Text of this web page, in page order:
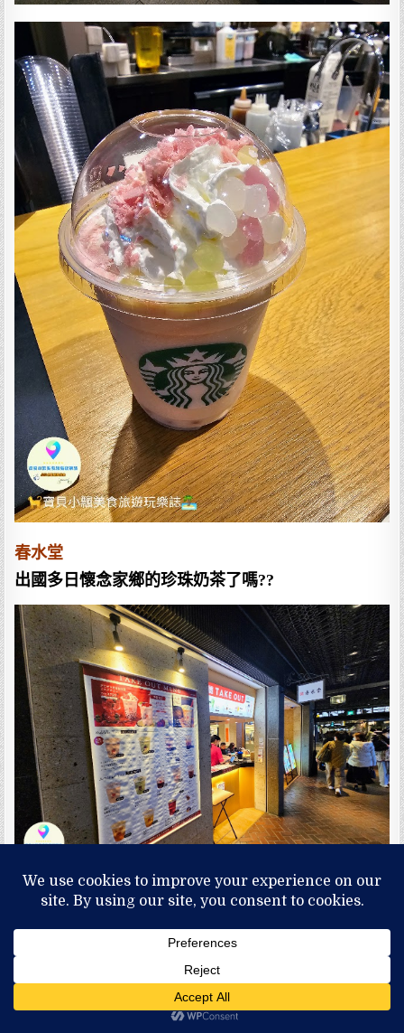
春水堂
出國多日懷念家鄉的珍珠奶茶了嗎??
明太子可說是福岡最具代表的食物
從餅乾至日常食物，豐富的選擇讓你口口好滿足!!